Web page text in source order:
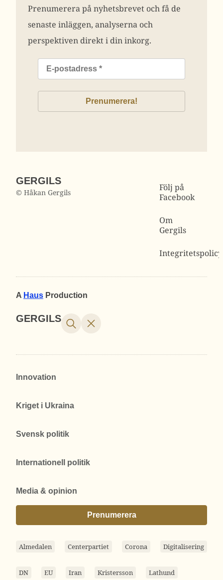
Prenumerera på nyhetsbrevet och få de
senaste inläggen, analyserna och
perspektiven direkt i din inkorg.
GERGILS
© Håkan Gergils
Följ på
Facebook
Om
Gergils
Integritetspolicy
A Haus Production
GERGILS
Innovation
Kriget i Ukraina
Svensk politik
Internationell politik
Media & opinion
Prenumerera
Almedalen Centerpartiet Corona Digitalisering
DN EU Iran Kristersson Lathund